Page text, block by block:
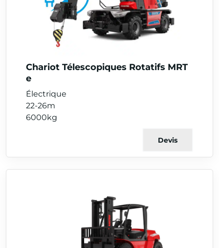
Chariot Télescopiques Rotatifs MRT
e
Électrique
22-26m
6000kg
Devis